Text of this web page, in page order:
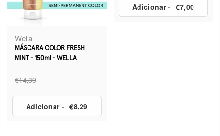
Wella
MÁSCARA COLOR FRESH
MINT - 150ml - WELLA
€14,39
Adicionar- €8,29
Adicionar- €7,00